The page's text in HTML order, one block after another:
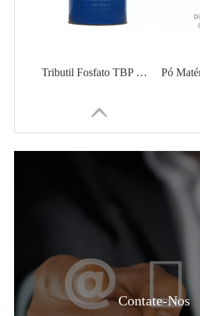
Tributil Fosfato TBP CAS 126-73-8 Comprar Fornecedor de Tributil Fosfato Vendedor Fabricante Fábrica
Contate-Nos